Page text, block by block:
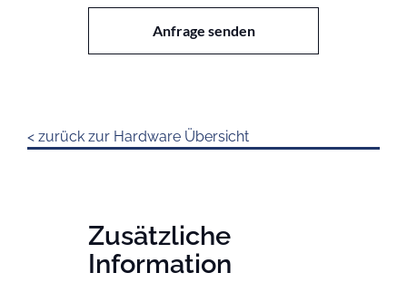
Festplatten)
MengeAnfrage senden
< zurück zur Hardware Übersicht
Zusätzliche
Information